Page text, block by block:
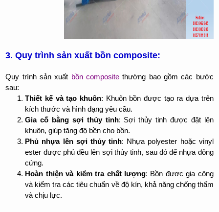
3. Quy trình sản xuất bồn composite:
Quy trình sản xuất bồn composite thường bao gồm các bước
sau:
Thiết kế và tạo khuôn: Khuôn bồn được tạo ra dựa trên
kích thước và hình dạng yêu cầu.
Gia cố bằng sợi thủy tinh: Sợi thủy tinh được đặt lên
khuôn, giúp tăng độ bền cho bồn.
Phủ nhựa lên sợi thủy tinh: Nhựa polyester hoặc vinyl
ester được phủ đều lên sợi thủy tinh, sau đó để nhựa đông
cứng.
Hoàn thiện và kiểm tra chất lượng: Bồn được gia công
và kiểm tra các tiêu chuẩn về độ kín, khả năng chống thấm
và chịu lực.